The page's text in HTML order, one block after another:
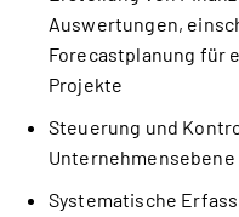
Auswertungen,
Forecastplanung für
Projekte
Steuerung und
Unternehmensebene
Systematische